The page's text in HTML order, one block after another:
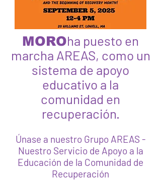
MOROha puesto en
marcha AREAS, como un
sistema de apoyo
educativo a la
comunidad en
recuperación.
Únase a nuestro Grupo AREAS -
Nuestro Servicio de Apoyo a la
Educación de la Comunidad de
Recuperación